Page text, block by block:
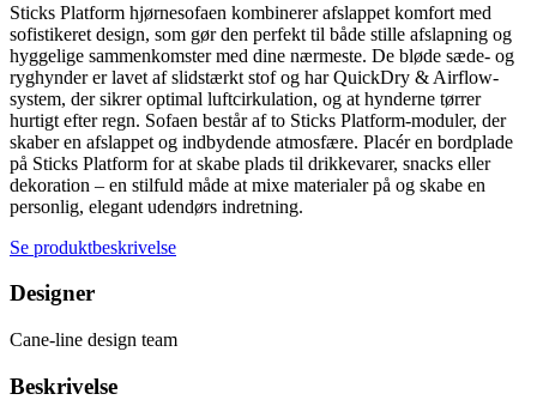
Sticks Platform hjørnesofaen kombinerer afslappet komfort med
sofistikeret design, som gør den perfekt til både stille afslapning og
hyggelige sammenkomster med dine nærmeste. De bløde sæde- og
ryghynder er lavet af slidstærkt stof og har QuickDry & Airflow-
system, der sikrer optimal luftcirkulation, og at hynderne tørrer
hurtigt efter regn. Sofaen består af to Sticks Platform-moduler, der
skaber en afslappet og indbydende atmosfære. Placér en bordplade
på Sticks Platform for at skabe plads til drikkevarer, snacks eller
dekoration – en stilfuld måde at mixe materialer på og skabe en
personlig, elegant udendørs indretning.
Se produktbeskrivelse
Designer
Cane-line design team
Beskrivelse